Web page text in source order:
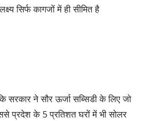
सिर्फ कागजों में ही सीमित है
सरकार ने सौर ऊर्जा सब्सिडी के लिए जो
प्रदेश के 5 प्रतिशत घरों में भी सोलर